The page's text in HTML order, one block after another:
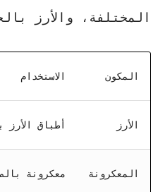
المختلفة، والأرز
المكون الاستخدام
الأرز أطباق الأرز
المعكرونة معكرونة